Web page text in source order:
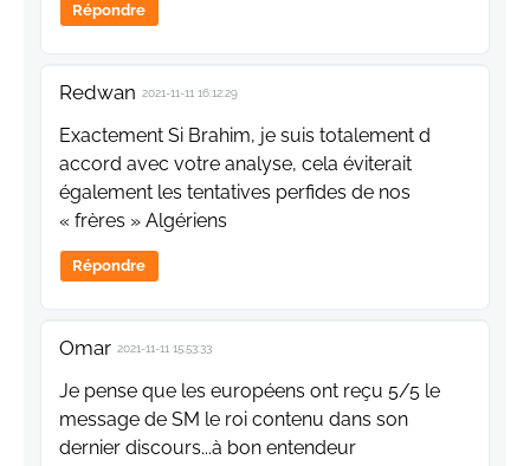
Répondre
Redwan 2021-11-11 16:12:29
Exactement Si Brahim, je suis totalement d
accord avec votre analyse, cela éviterait
également les tentatives perfides de nos
« frères » Algériens
Répondre
Omar 2021-11-11 15:53:33
Je pense que les européens ont reçu 5/5 le
message de SM le roi contenu dans son
dernier discours...à bon entendeur